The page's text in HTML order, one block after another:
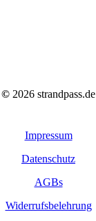
© 2026 strandpass.de
Impressum
Datenschutz
AGBs
Widerrufsbelehrung